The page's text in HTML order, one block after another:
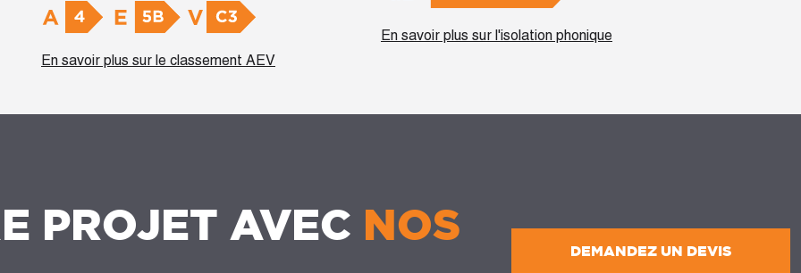
En savoir plus sur le classement AEV
En savoir plus sur l'isolation phonique
PROJET AVEC NOS DEMANDEZ UN DEVIS